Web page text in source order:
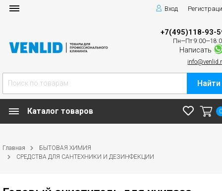
Вход
+7(495)118-93-
Пн—Пт
Написать
Найти
Каталог товаров
Главная
БЫТОВАЯ ХИМИЯ
СРЕДСТВА ДЛЯ САНТЕХНИКИ И ДЕЗИНФЕКЦИИ